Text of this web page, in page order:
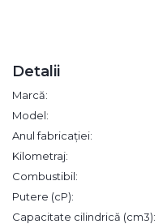
Detalii
Marcă:
Model:
Anul fabricației:
Kilometraj:
Combustibil:
Putere (cP):
Capacitate cilindrică (cm3):